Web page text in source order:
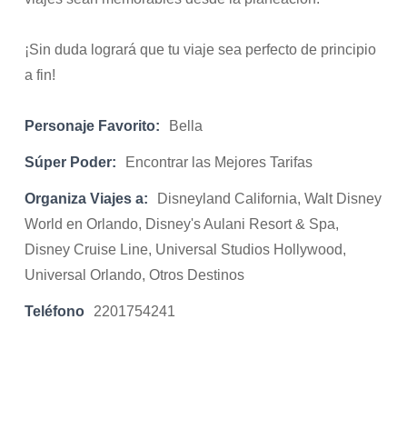
¡Sin duda logrará que tu viaje sea perfecto de principio
a fin!
Personaje Favorito: Bella
Súper Poder: Encontrar las Mejores Tarifas
Organiza Viajes a:
Disneyland California, Walt Disney
World en Orlando, Disney's Aulani Resort & Spa,
Disney Cruise Line, Universal Studios Hollywood,
Universal Orlando, Otros Destinos
Teléfono 2201754241